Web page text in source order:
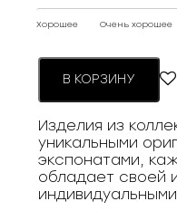
Хорошее Очень хорошее
В КОРЗИНУ
Изделия из
уникальными
экспонатами,
обладает своей